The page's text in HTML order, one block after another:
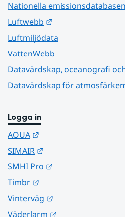
Nationella emissionsdatabasen
Luftwebb
Luftmiljödata
VattenWebb
Datavärdskap, oceanografi
Datavärdskap för
Logga in
AQUA
SIMAIR
SMHI Pro
Timbr
Vinterväg
Väderlarm